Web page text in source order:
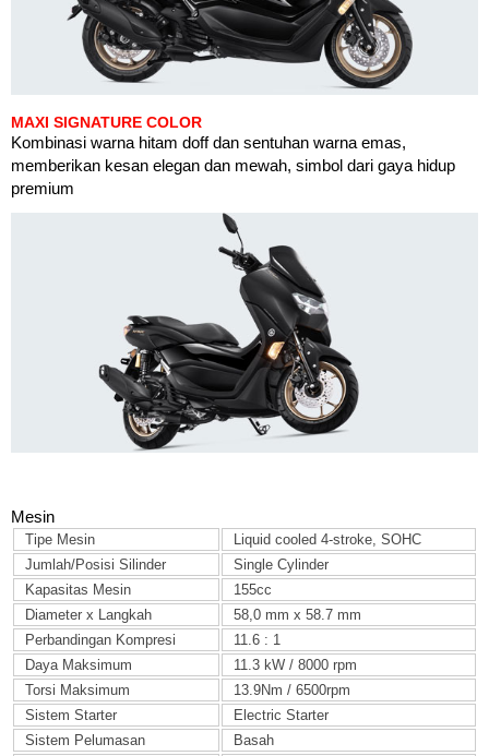
MAXI SIGNATURE COLOR
Kombinasi warna hitam doff dan sentuhan warna emas,
memberikan kesan elegan dan mewah, simbol dari gaya hidup
premium
Mesin
Tipe Mesin
Liquid cooled 4-stroke, SOHC
Jumlah/Posisi Silinder
Single Cylinder
Kapasitas Mesin
155cc
Diameter x Langkah
58,0 mm x 58.7 mm
Perbandingan Kompresi
11.6 : 1
Daya Maksimum
11.3 kW / 8000 rpm
Torsi Maksimum
13.9Nm / 6500rpm
Sistem Starter
Electric Starter
Sistem Pelumasan
Basah